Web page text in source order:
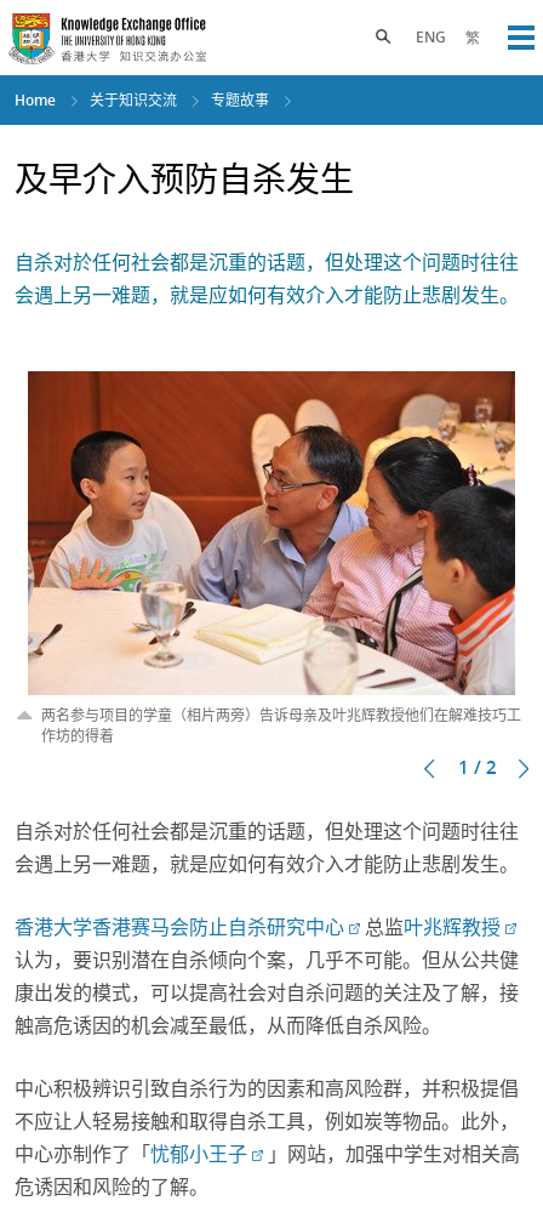
Skip
to
main
content
ENG 繁
Toggle search panel
Home 关于知识交流 专题故事
及早介入预防自杀发生
自杀对於任何社会都是沉重的话题，但处理这个问题时往往
会遇上另一难题，就是应如何有效介入才能防止悲剧发生。
两名参与项目的学童（相片两旁）告诉母亲及叶兆辉教授他们在解难技巧工
作坊的得着
1 / 2
自杀对於任何社会都是沉重的话题，但处理这个问题时往往
会遇上另一难题，就是应如何有效介入才能防止悲剧发生。
香港大学香港赛马会防止自杀研究中心 总监叶兆辉教授
认为，要识别潜在自杀倾向个案，几乎不可能。但从公共健
康出发的模式，可以提高社会对自杀问题的关注及了解，接
触高危诱因的机会减至最低，从而降低自杀风险。
中心积极辨识引致自杀行为的因素和高风险群，并积极提倡
不应让人轻易接触和取得自杀工具，例如炭等物品。此外，
中心亦制作了「 忧郁小王子
」网站，加强中学生对相关高
危诱因和风险的了解。